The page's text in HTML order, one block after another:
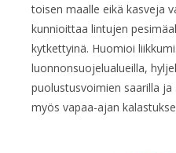
toisen maalle eikä kasveja
kunnioittaa lintujen
kytkettyinä. Huomioi
luonnonsuojelualueilla,
puolustusvoimien saarilla
myös vapaa-ajan